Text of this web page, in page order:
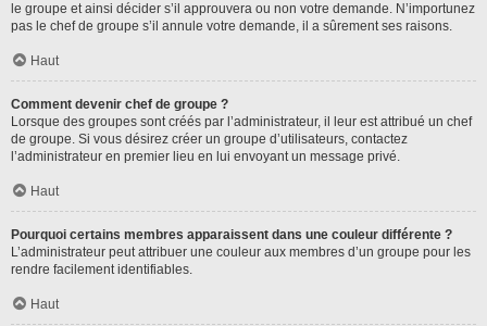
le groupe et ainsi décider s’il approuvera ou non votre demande. N’importunez
pas le chef de groupe s’il annule votre demande, il a sûrement ses raisons.
Haut
Comment devenir chef de groupe ?
Lorsque des groupes sont créés par l’administrateur, il leur est attribué un chef
de groupe. Si vous désirez créer un groupe d’utilisateurs, contactez
l’administrateur en premier lieu en lui envoyant un message privé.
Haut
Pourquoi certains membres apparaissent dans une couleur différente ?
L’administrateur peut attribuer une couleur aux membres d’un groupe pour les
rendre facilement identifiables.
Haut